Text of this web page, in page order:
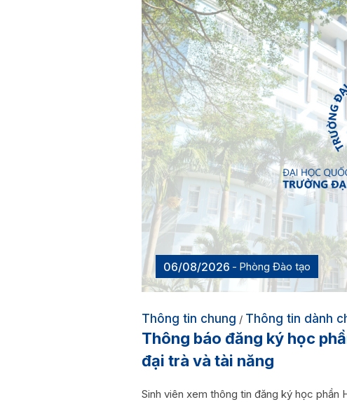
06/08/2026 Phòng Đào tạo
Thông tin chung / Thông tin dành
Thông báo đăng ký học
đại trà và tài năng
Sinh viên xem thông tin đăng ký học phần